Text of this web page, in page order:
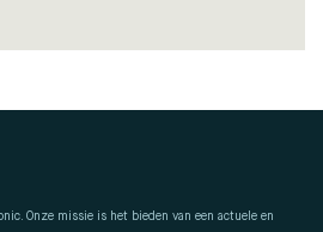
Onze missie is het bieden van een actuele en